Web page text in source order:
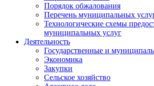
Порядок обжалования
Перечень муниципальных
Технологические схемы
муниципальных услуг
Деятельность
Государственные и
Экономика
Закупки
Сельское хозяйство